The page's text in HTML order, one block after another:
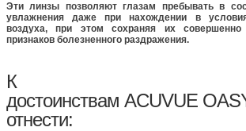
Эти линзы позволяют глазам пребывать в
увлажнения даже при нахождении в
воздуха, при этом сохраняя их
признаков болезненного раздражения.
К
достоинствам ACUVUE
отнести: